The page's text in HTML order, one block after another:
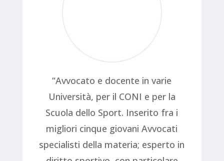
“Avvocato e docente in varie
Università, per il CONI e per la
Scuola dello Sport. Inserito fra i
migliori cinque giovani Avvocati
specialisti della materia; esperto in